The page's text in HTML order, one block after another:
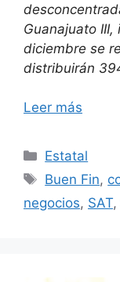
Guanajuato
diciembre se
distribuirán
Leer más
Categorías
Estatal
Etiquetas
Buen Fin,
negocios, SAT,